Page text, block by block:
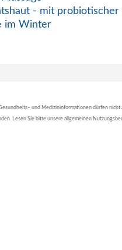
- mit probiotischer
im Winter
und Medizininformationen dürfen nicht
Lesen Sie bitte unsere allgemeinen